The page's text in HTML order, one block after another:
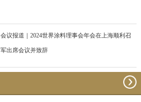
会议报道｜2024世界涂料理事会年会在上海顺利召
出席会议并致辞